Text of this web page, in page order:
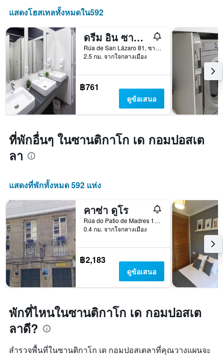
แสดง
วัน
ก่อน
การ
พัก
แผนภูมิ
มี
แกน
Y
1
แแส
ดง
ราคา
เฉลี่ย
ห้อง
พัก
แสดงโฮสเทลทั้งหมดใน592
ดรีม อิน ซานติาโก
Rúa de San Lázaro 81, ซานติกาโก เด กอมปอสเตลา, กาลิเซีย, สเปน
2.5 กม. จากใจกลางเมือง
฿761
ดูข้อเสนอ
ที่พักอื่นๆ ในซานติกาโก เด กอมปอสเต
ลา
แสดงที่พักทั้งหมด 592 แห่ง
คาซ่า ดูโร
Rúa do Patio de Madres 15, ซานติกาโก เด กอมปอสเตลา, กาลิเซีย, สเปน
0.4 กม. จากใจกลางเมือง
฿2,183
ดูข้อเสนอ
พักที่ไหนในซานติกาโก เด กอมปอสเต
ลาดี?
สำรวจพื้นที่ในซานติกาโก เด กอมปอสเตลาที่คุณวางแผนจะ